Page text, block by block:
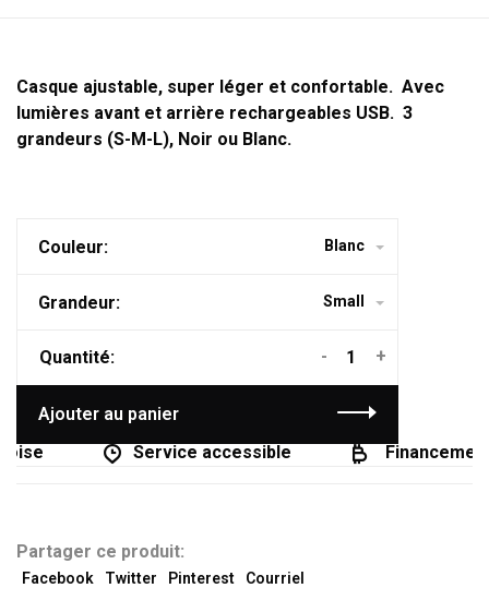
Casque ajustable, super léger et confortable. Avec
lumières avant et arrière rechargeables USB. 3
grandeurs (S-M-L), Noir ou Blanc.
Couleur: Blanc
Grandeur: Small
Quantité: +
-
Ajouter au panier
Service accessible Financement
Partager ce produit:
Facebook Twitter Pinterest Courriel